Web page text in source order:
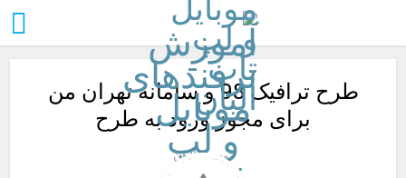
طرح ترافیک 98 و سامانه تهران من
برای مجوز ورود به طرح
توسطالبان